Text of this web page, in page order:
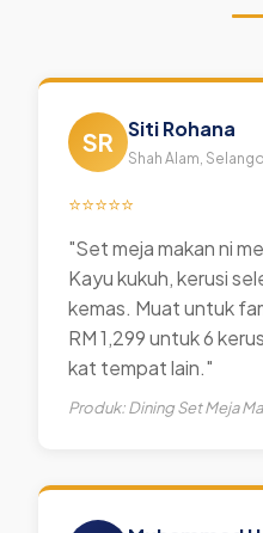
SR Siti Rohana
Shah Alam,
⭐⭐⭐⭐⭐
"Set meja makan ni
Kayu kukuh, kerusi
kemas. Muat untuk
RM 1,299 untuk 6
kat tempat lain."
Produk: Dining Set Meja